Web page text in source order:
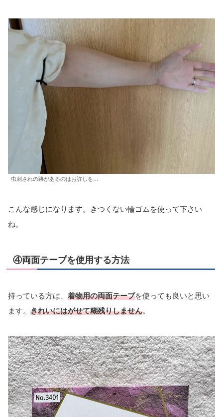
虫刺されの跡があるのはお許しを…
こんな感じになります。きつくない輪ゴムを使って下さい
ね。
④両面テープを使用する方法
持っている方は、 着物用の両面テープを使っても良いと思い
ます。 きれいにはがせて糊残りしません。